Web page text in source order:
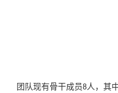
团队现有骨干成员8人，其